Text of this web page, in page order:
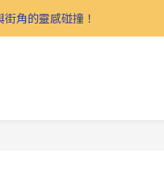
角的靈感碰撞！